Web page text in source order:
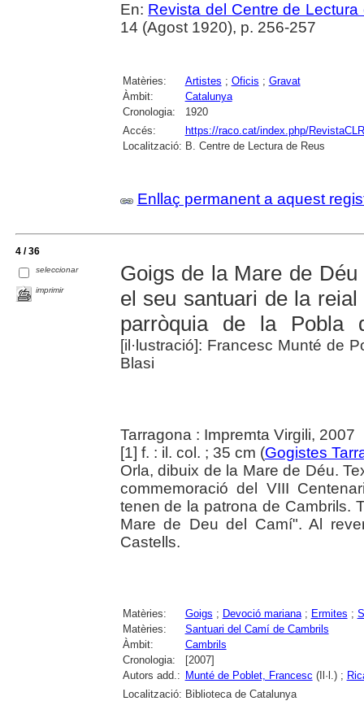
En: Revista del Centre de Lectura
14 (Agost 1920), p. 256-257
Matèries: Artistes ; Oficis ; Gravat
Àmbit:
Catalunya
Cronologia:
1920
Accés:
https://raco.cat/index.php/
Localització: B. Centre de Lectura de Reus
Enllaç permanent a aquest
4 / 36
seleccionar
imprimir
Goigs de la Mare de
el seu santuari de la
parròquia de la Pobla
[il·lustració]: Francesc Munté de
Blasi
Tarragona : Impremta Virgili, 2007
[1] f. : il. col. ; 35 cm (Gogistes
Orla, dibuix de la Mare de Déu.
commemoració del VIII
tenen de la patrona de Cambrils.
Mare de Deu del Camí". Al
Castells.
Matèries: Goigs ; Devoció mariana; Ermites ;
Matèries:
Santuari del Camí de Cambrils
Àmbit:
Cambrils
Cronologia:
[2007]
Autors add.: Munté de Poblet, Francesc (Il·l.) ;
Localització: Biblioteca de Catalunya